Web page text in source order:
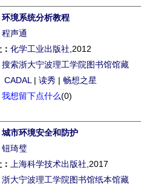
环境系统分析教程
程声通
化学工业出版社 ,2012
搜索浙大宁波理工学院图书馆馆藏
CADAL | 读秀 | 畅想之星
我想留下点什么(0)
城市环境安全和防护
钮琦璧
上海科学技术出版社 ,2017
浙大宁波理工学院图书馆纸本馆藏